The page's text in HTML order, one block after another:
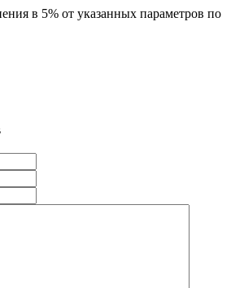
в 5% от указанных параметров по